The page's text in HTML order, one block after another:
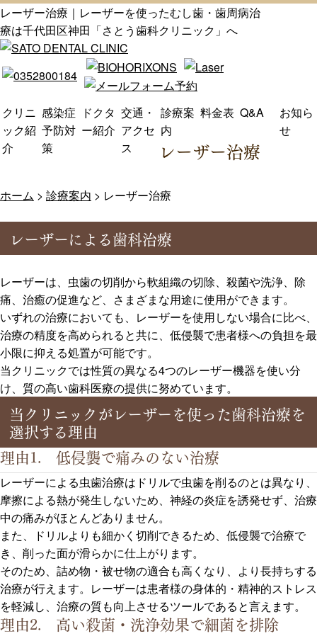
レーザー治療｜レーザーを使ったむし歯・歯周病治
療は千代田区神田「さとう歯科クリニック」へ
クリニ
ック紹
介
感染症
予防対
策
ドクタ
ー紹介
交通・
アクセ
ス
診療案
内
料金表 Q&A
お知ら
せ
レーザー治療
ホーム > 診療案内 > レーザー治療
レーザーによる歯科治療
レーザーは、虫歯の切削から軟組織の切除、殺菌や洗浄、除
痛、治癒の促進など、さまざまな用途に使用ができます。
いずれの治療においても、レーザーを使用しない場合に比べ、
治療の精度を高められると共に、低侵襲で患者様への負担を最
小限に抑える処置が可能です。
当クリニックでは性質の異なる4つのレーザー機器を使い分
け、質の高い歯科医療の提供に努めています。
当クリニックがレーザーを使った歯科治療を
選択する理由
理由1. 低侵襲で痛みのない治療
レーザーによる虫歯治療はドリルで虫歯を削るのとは異なり、
摩擦による熱が発生しないため、神経の炎症を誘発せず、治療
中の痛みがほとんどありません。
また、ドリルよりも細かく切削できるため、低侵襲で治療で
き、削った面が滑らかに仕上がります。
そのため、詰め物・被せ物の適合も高くなり、より長持ちする
治療が行えます。レーザーは患者様の身体的・精神的ストレス
を軽減し、治療の質も向上させるツールであると言えます。
理由2. 高い殺菌・洗浄効果で細菌を排除